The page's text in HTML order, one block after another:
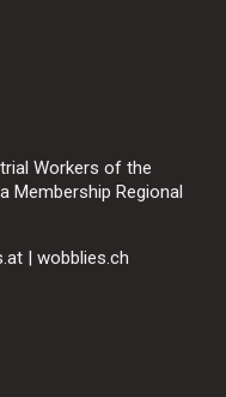
Workers of the
Membership Regional
| wobblies.ch